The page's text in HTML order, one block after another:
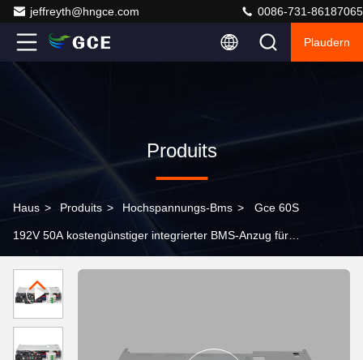
jeffreyth@hngce.com 0086-731-86187065
Plaudern
Produits
Haus > Produits > Hochspannungs-Bms > Gce 60S
192V 50A kostengünstiger integrierter BMS-Anzug für